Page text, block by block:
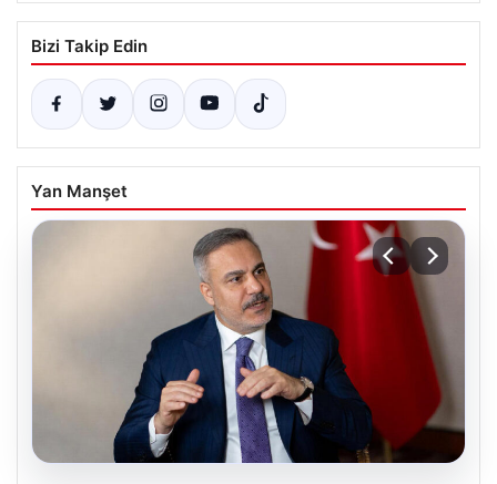
Bizi Takip Edin
Yan Manşet